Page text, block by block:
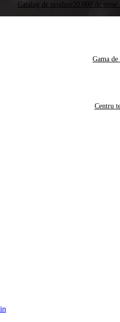
Catalog de produse 20.000 de
Gama de
Centru